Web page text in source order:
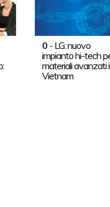
0 - LG: nuovo
impianto hi-tech
materiali avanzati
Vietnam